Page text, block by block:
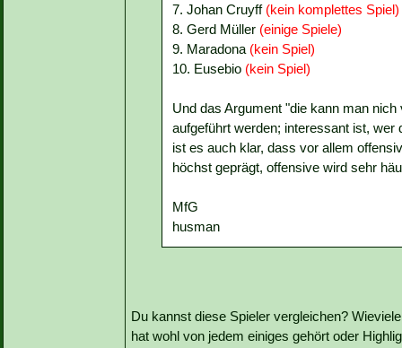
7. Johan Cruyff (kein komplettes Spiel)
8. Gerd Müller (einige Spiele)
9. Maradona (kein Spiel)
10. Eusebio (kein Spiel)
Und das Argument "die kann man
aufgeführt werden; interessant ist,
ist es auch klar, dass vor allem
höchst geprägt, offensive wird sehr
MfG
husman
Du kannst diese Spieler vergleichen?
hat wohl von jedem einiges gehört oder